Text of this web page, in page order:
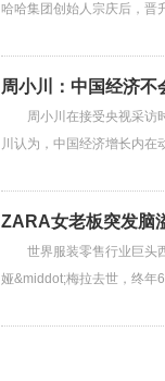
哈哈集团创始人宗庆后，晋
周小川：中国经济不
周小川在接受央视采访时
川认为，中国经济增长内在
ZARA女老板突发脑
世界服装零售行业巨头西
娅&middot;梅拉去世，终年